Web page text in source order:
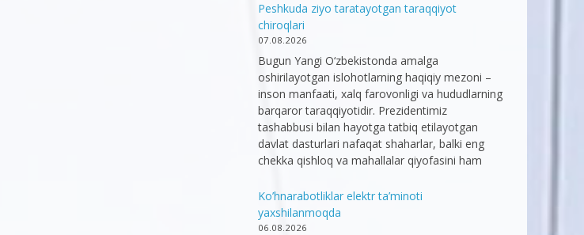
Peshkuda ziyo taratayotgan taraqqiyot
chiroqlari
07.08.2026
Bugun Yangi O‘zbekistonda amalga
oshirilayotgan islohotlarning haqiqiy mezoni –
inson manfaati, xalq farovonligi va hududlarning
barqaror taraqqiyotidir. Prezidentimiz
tashabbusi bilan hayotga tatbiq etilayotgan
davlat dasturlari nafaqat shaharlar, balki eng
chekka qishloq va mahallalar qiyofasini ham
Ko’hnarabotliklar elektr ta’minoti
yaxshilanmoqda
06.08.2026